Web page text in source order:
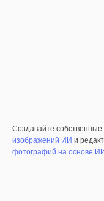
Создавайте
изображений ИИ и
фотографий на основе